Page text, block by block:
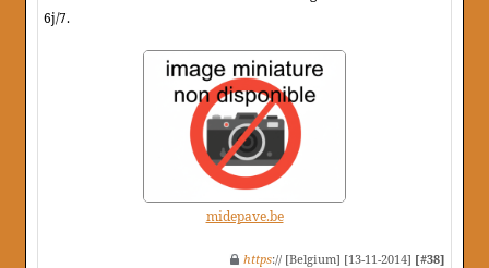
6j/7.
midepave.be
https:// [Belgium] [13-11-2014] [#38]